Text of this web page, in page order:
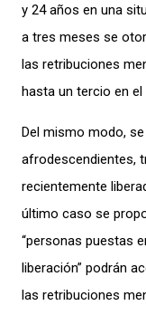
y 24 años en una
a tres meses se
las retribuciones
hasta un tercio en
Del mismo modo,
afrodescendientes,
recientemente
último caso se
“personas puestas
liberación” podrán
las retribuciones